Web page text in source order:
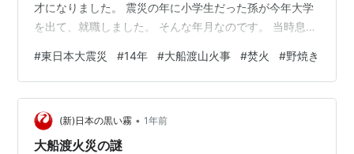
才になりました。 震災の年に小学生だった孫が今年大学
を出て、就職しました。 そんな年月なのです。 当時息子
はなかったのですが、原発の事故には、本当に 驚き心配
いたしました。 私達は札幌でしたので、札幌に家族で避
難してきていました。 避難するにも、高速道路、飛行
機、フェリー、新幹線、電車すべてダメで、 ガソリンも
買えなかったけれど、車で新潟からのフェリーで小樽ま
#東日本大震災 #14年 #大船渡山火事 #焚火 #野焼き
(新)日本の黒い霧 • 1年前
大船渡火災の謎